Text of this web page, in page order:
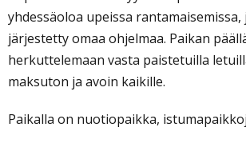
yhdessäoloa upeissa rantamaisemissa,
järjestetty omaa ohjelmaa. Paikan
herkuttelemaan vasta paistetuilla
maksuton ja avoin kaikille.
Paikalla on nuotiopaikka,